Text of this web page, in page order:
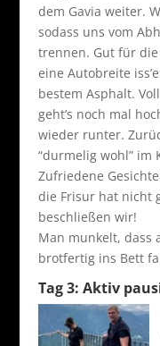
dem Gavia weiter.
sodass uns vom
trennen. Gut für die
eine Autobreite
bestem Asphalt.
geht’s noch mal
wieder runter.
“durmelig wohl” im
Zufriedene
die Frisur hat nicht
beschließen wir!
Man munkelt, dass
brotfertig ins Bett
Tag 3: Aktiv